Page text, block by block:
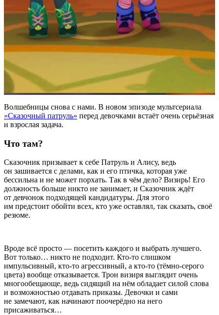
Волшебницы снова с нами. В новом эпизоде мультсериала
«Сказочный патруль» перед девочками встаёт очень серьёзная
и взрослая задача.
Что там?
Сказочник призывает к себе Патруль и Алису, ведь
он зашивается с делами, как и его птичка, которая уже
бессильна и не может порхать. Так в чём дело? Визирь! Его
должность больше никто не занимает, и Сказочник ждёт
от девчонок подходящей кандидатуры. Для этого
им предстоит обойти всех, кто уже оставлял, так сказать, своё
резюме.
Вроде всё просто — посетить каждого и выбрать лучшего.
Вот только… никто не подходит. Кто-то слишком
импульсивный, кто-то агрессивный, а кто-то (тёмно-серого
цвета) вообще отказывается. Трон визиря выглядит очень
многообещающе, ведь сидящий на нём обладает силой слова
и возможностью отдавать приказы. Девочки и сами
не замечают, как начинают поочерёдно на него
присаживаться…